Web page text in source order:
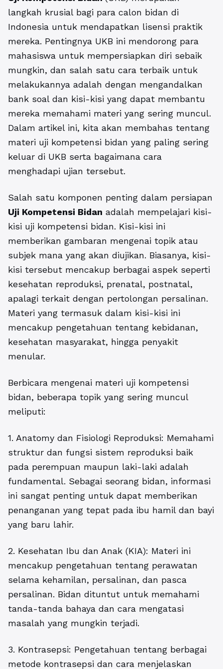
langkah krusial bagi para calon bidan di
Indonesia untuk mendapatkan lisensi praktik
mereka. Pentingnya UKB ini mendorong para
mahasiswa untuk mempersiapkan diri sebaik
mungkin, dan salah satu cara terbaik untuk
melakukannya adalah dengan mengandalkan
bank soal dan kisi-kisi yang dapat membantu
mereka memahami materi yang sering muncul.
Dalam artikel ini, kita akan membahas tentang
materi uji kompetensi bidan yang paling sering
keluar di UKB serta bagaimana cara
menghadapi ujian tersebut.
Salah satu komponen penting dalam persiapan
Uji Kompetensi Bidan adalah mempelajari kisi-
kisi uji kompetensi bidan. Kisi-kisi ini
memberikan gambaran mengenai topik atau
subjek mana yang akan diujikan. Biasanya, kisi-
kisi tersebut mencakup berbagai aspek seperti
kesehatan reproduksi, prenatal, postnatal,
apalagi terkait dengan pertolongan persalinan.
Materi yang termasuk dalam kisi-kisi ini
mencakup pengetahuan tentang kebidanan,
kesehatan masyarakat, hingga penyakit
menular.
Berbicara mengenai materi uji kompetensi
bidan, beberapa topik yang sering muncul
meliputi:
1. Anatomy dan Fisiologi Reproduksi: Memahami
struktur dan fungsi sistem reproduksi baik
pada perempuan maupun laki-laki adalah
fundamental. Sebagai seorang bidan, informasi
ini sangat penting untuk dapat memberikan
penanganan yang tepat pada ibu hamil dan bayi
yang baru lahir.
2. Kesehatan Ibu dan Anak (KIA): Materi ini
mencakup pengetahuan tentang perawatan
selama kehamilan, persalinan, dan pasca
persalinan. Bidan dituntut untuk memahami
tanda-tanda bahaya dan cara mengatasi
masalah yang mungkin terjadi.
3. Kontrasepsi: Pengetahuan tentang berbagai
metode kontrasepsi dan cara menjelaskan